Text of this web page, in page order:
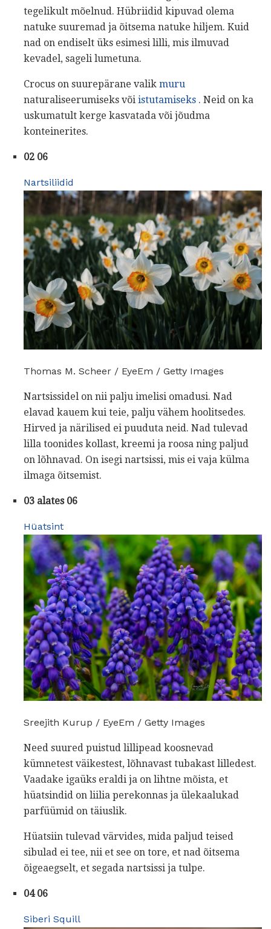
tegelikult mõelnud. Hübriidid kipuvad olema
natuke suuremad ja õitsema natuke hiljem. Kuid
nad on endiselt üks esimesi lilli, mis ilmuvad
kevadel, sageli lumetuna.
Crocus on suurepärane valik muru
naturaliseerumiseks või istutamiseks . Neid on ka
uskumatult kerge kasvatada või jõudma
konteinerites.
02 06
Nartsiliidid
Thomas M. Scheer / EyeEm / Getty Images
Nartsissidel on nii palju imelisi omadusi. Nad
elavad kauem kui teie, palju vähem hoolitsedes.
Hirved ja närilised ei puuduta neid. Nad tulevad
lilla toonides kollast, kreemi ja roosa ning paljud
on lõhnavad. On isegi nartsissi, mis ei vaja külma
ilmaga õitsemist.
03 alates 06
Hüatsint
Sreejith Kurup / EyeEm / Getty Images
Need suured puistud lillipead koosnevad
kümnetest väikestest, lõhnavast tubakast lilledest.
Vaadake igaüks eraldi ja on lihtne mõista, et
hüatsindid on liilia perekonnas ja ülekaalukad
parfüümid on täiuslik.
Hüatsiin tulevad värvides, mida paljud teised
sibulad ei tee, nii et see on tore, et nad õitsema
õigeaegselt, et segada nartsissi ja tulpe.
04 06
Siberi Squill